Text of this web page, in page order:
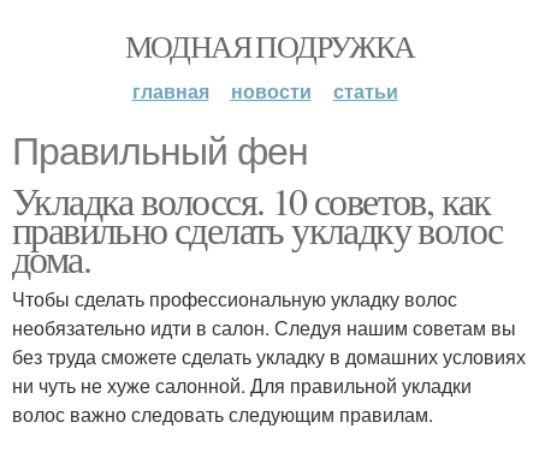
МОДНАЯ ПОДРУЖКА
главная новости статьи
Правильный фен
Укладка волосся. 10 советов, как
правильно сделать укладку волос
дома.
Чтобы сделать профессиональную укладку волос
необязательно идти в салон. Следуя нашим советам вы
без труда сможете сделать укладку в домашних условиях
ни чуть не хуже салонной. Для правильной укладки
волос важно следовать следующим правилам.